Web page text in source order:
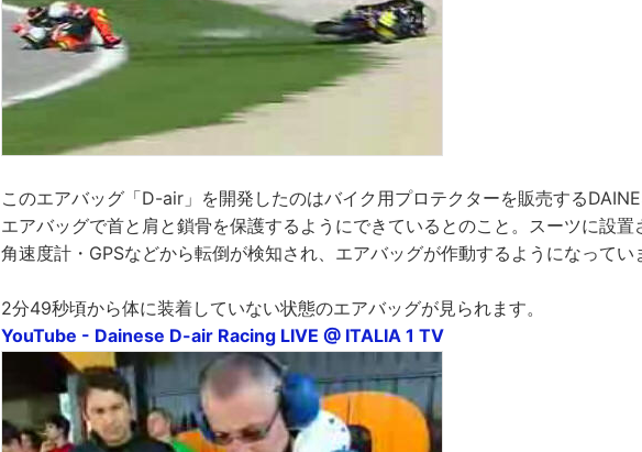
このエアバッグ「D-air」を開発したのはバイク用プロテクターを販売する
エアバッグで首と肩と鎖骨を保護するようにできているとのこと。スーツに設置
角速度計・GPSなどから転倒が検知され、エアバッグが作動するようになってい
2分49秒頃から体に装着していない状態のエアバッグが見られます。
YouTube - Dainese D-air Racing LIVE @ ITALIA 1 TV